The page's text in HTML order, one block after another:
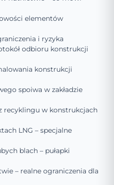
elementów
i ryzyka
odbioru konstrukcji
konstrukcji
spoiwa w zakładzie
recyklingu w konstrukcjach
LNG – specjalne
blach – pułapki
– realne ograniczenia dla